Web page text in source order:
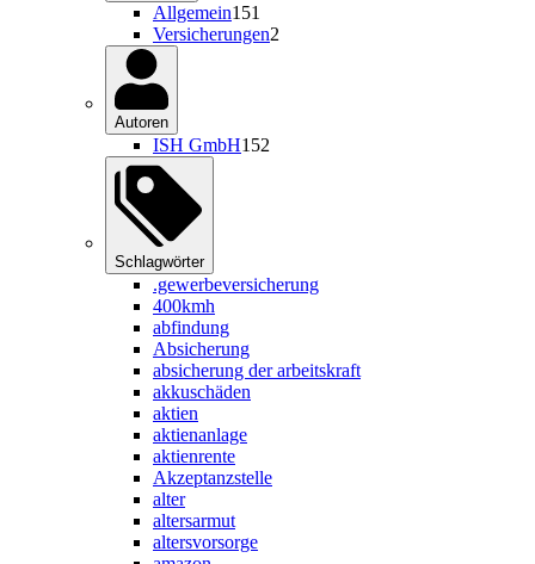
Allgemein151
Versicherungen2
Autoren
ISH GmbH152
Schlagwörter
.gewerbeversicherung
400kmh
abfindung
Absicherung
absicherung der arbeitskraft
akkuschäden
aktien
aktienanlage
aktienrente
Akzeptanzstelle
alter
altersarmut
altersvorsorge